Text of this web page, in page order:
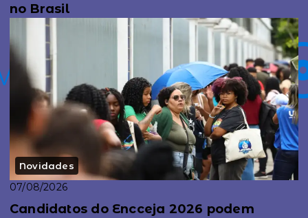
no Brasil
Novidades
07/08/2026
Candidatos do Encceja 2026 podem